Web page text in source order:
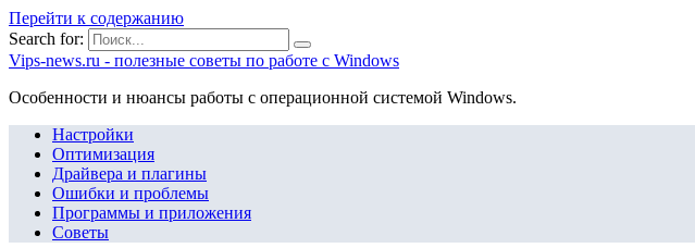
Перейти к содержанию
Search for:
Vips-news.ru - полезные советы по работе с Windows
Особенности и нюансы работы с операционной системой Windows.
Настройки
Оптимизация
Драйвера и плагины
Ошибки и проблемы
Программы и приложения
Советы